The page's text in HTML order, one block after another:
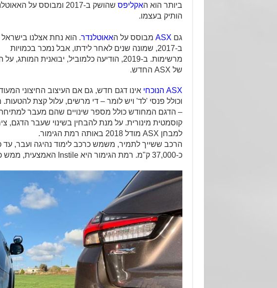
ביותר הוא האקליפס
שהושק ב-2017 ומבוסס על
הותיק בעצמו.
גם ASX מבוסס על האאוטלנדר. הוא נחת אצלנו
ב-2017, שמונה שנים לאחר לידתו, אבל נמכר בכמויות
מרשימות. ב-2019, הודיעה כלמוביל, יבואנית המותג,
של ASX החדש.
ASX הנוכחי
אינו דגם חדש, גם אם העיצוב החיצוני
וכולל פנסי 'לד' ויש לומר – די מרשים, עלול קצת להטעות.
– הדגם המחודש כולל מספר שינויים שהם מעבר
קוסמטית מינורית. על מנת להבחין בשינוי שעבר הדגם,
למבחן ASX מודל 2018 באותה רמת הגימור.
הרכב ששייך לתמיר, משמש כרכב לימוד נהיגה ועבר, עד
כ-37,000 ק"מ. רמת הגימור היא Instile האמצעית, ממש כמו זו של רכב המבחן שלנו.